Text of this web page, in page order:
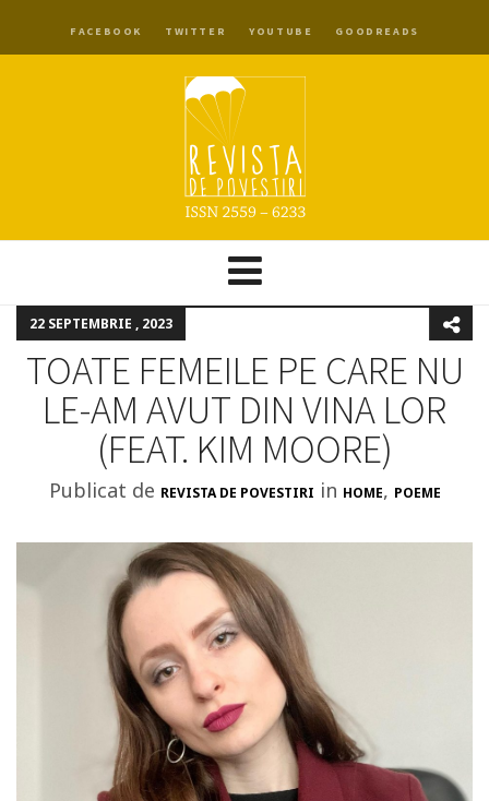
FACEBOOK TWITTER YOUTUBE GOODREADS
22 SEPTEMBRIE , 2023
TOATE FEMEILE PE CARE NU
LE-AM AVUT DIN VINA LOR
(FEAT. KIM MOORE)
Publicat de REVISTA DE POVESTIRI in HOME, POEME